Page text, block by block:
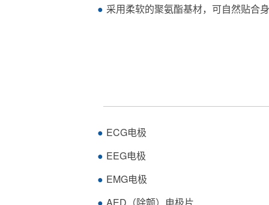
采用柔软的聚氨酯基材，可自然贴合
ECG电极
EEG电极
EMG电极